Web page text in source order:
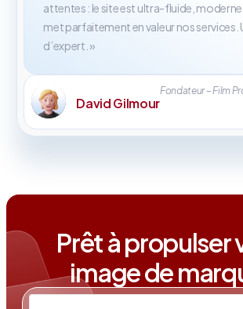
attentes : le site est ultra-fluide,
met parfaitement en valeur nos services.
d’expert. »
David Gilmour
Fondateur – Film
Prêt à propulser
image de